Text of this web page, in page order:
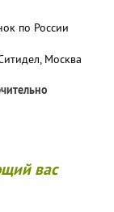
по России
Москва
вас